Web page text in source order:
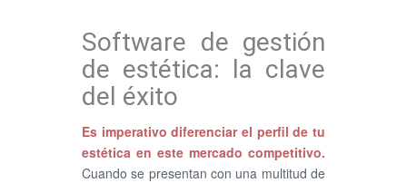
Software de gestión
de estética: la clave
del éxito
Es imperativo diferenciar el perfil de tu
estética en este mercado competitivo.
Cuando se presentan con una multitud de